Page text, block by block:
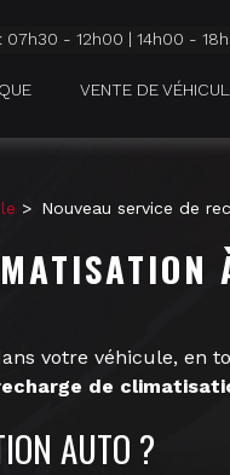
07h30 - 12h00 | 14h00 -
VENTE DE
Nouveau service de
votre véhicule, en
de
AUTO ?